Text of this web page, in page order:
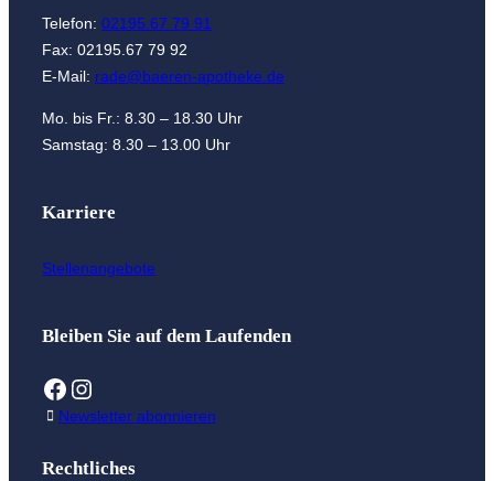
Telefon: 02195.67 79 91
Fax: 02195.67 79 92
E-Mail: rade@baeren-apotheke.de
Mo. bis Fr.: 8.30 – 18.30 Uhr
Samstag: 8.30 – 13.00 Uhr
Karriere
Stellenangebote
Bleiben Sie auf dem Laufenden
Facebook
Instagram
Newsletter abonnieren
Rechtliches